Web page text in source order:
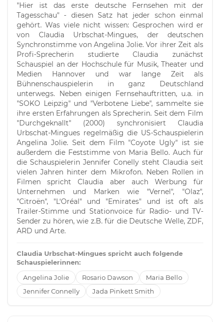
"Hier ist das erste deutsche Fernsehen mit der
Tagesschau" - diesen Satz hat jeder schon einmal
gehört. Was viele nicht wissen: Gesprochen wird er
von Claudia Urbschat-Mingues, der deutschen
Synchronstimme von Angelina Jolie. Vor ihrer Zeit als
Profi-Sprecherin studierte Claudia zunächst
Schauspiel an der Hochschule für Musik, Theater und
Medien Hannover und war lange Zeit als
Bühnenschauspielerin in ganz Deutschland
unterwegs. Neben einigen Fernsehauftritten, u.a. in
"SOKO Leipzig" und "Verbotene Liebe", sammelte sie
ihre ersten Erfahrungen als Sprecherin. Seit dem Film
"Durchgeknallt" (2000) synchronisiert Claudia
Urbschat-Mingues regelmäßig die US-Schauspielerin
Angelina Jolie. Seit dem Film "Coyote Ugly" ist sie
außerdem die Feststimme von Maria Bello. Auch für
die Schauspielerin Jennifer Conelly steht Claudia seit
vielen Jahren hinter dem Mikrofon. Neben Rollen in
Filmen spricht Claudia aber auch Werbung für
Unternehmen und Marken wie "Vernel", "Olaz",
"Citroën", "L‘Oréal" und "Emirates" und ist oft als
Trailer-Stimme und Stationvoice für Radio- und TV-
Sender zu hören, wie z.B. für die Deutsche Welle, ZDF,
ARD und Arte.
Claudia Urbschat-Mingues spricht auch folgende
Schauspielerinnen:
Angelina Jolie
Rosario Dawson
Maria Bello
Jennifer Connelly
Jada Pinkett Smith